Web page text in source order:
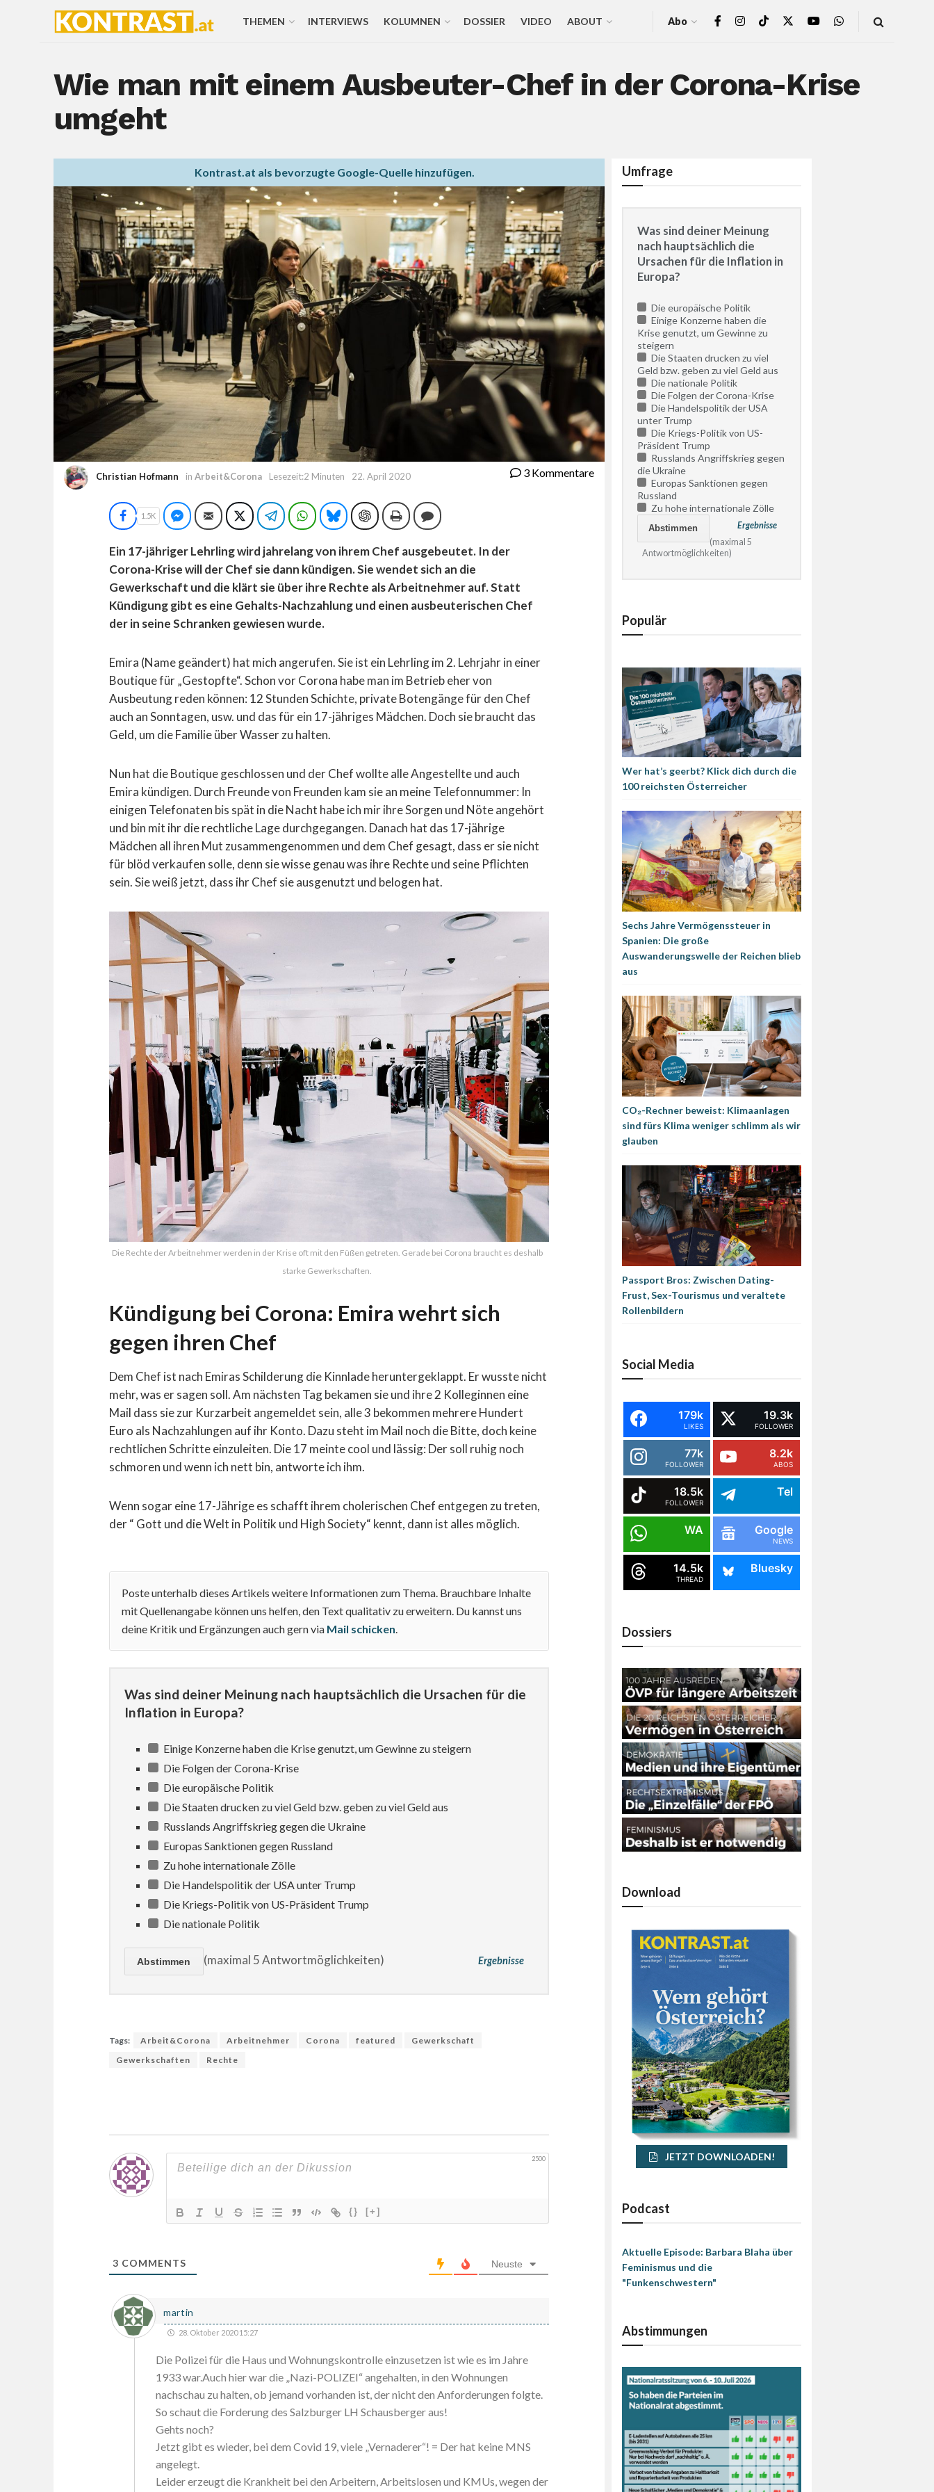
THEMEN INTERVIEWS KOLUMNEN DOSSIER VIDEO ABOUT Abo
Wie man mit einem Ausbeuter-Chef in der Corona-Krise
umgeht
Kontrast.at als bevorzugte Google-Quelle hinzufügen.
Christian Hofmann in Arbeit&Corona Lesezeit:2 Minuten 22. April 2020 3 Kommentare
Facebook
1.5K Facebook Messenger
E-Mail TwitterTelegramWhatsAppBlueskyChatGPTDruckenKommentieren
Ein 17-jähriger Lehrling wird jahrelang von ihrem Chef ausgebeutet. In der
Corona-Krise will der Chef sie dann kündigen. Sie wendet sich an die
Gewerkschaft und die klärt sie über ihre Rechte als Arbeitnehmer auf. Statt
Kündigung gibt es eine Gehalts-Nachzahlung und einen ausbeuterischen Chef
der in seine Schranken gewiesen wurde.
Emira (Name geändert) hat mich angerufen. Sie ist ein Lehrling im 2. Lehrjahr in einer
Boutique für „Gestopfte“. Schon vor Corona habe man im Betrieb eher von
Ausbeutung reden können: 12 Stunden Schichte, private Botengänge für den Chef
auch an Sonntagen, usw. und das für ein 17-jähriges Mädchen. Doch sie braucht das
Geld, um die Familie über Wasser zu halten.
Nun hat die Boutique geschlossen und der Chef wollte alle Angestellte und auch
Emira kündigen. Durch Freunde von Freunden kam sie an meine Telefonnummer: In
einigen Telefonaten bis spät in die Nacht habe ich mir ihre Sorgen und Nöte angehört
und bin mit ihr die rechtliche Lage durchgegangen. Danach hat das 17-jährige
Mädchen all ihren Mut zusammengenommen und dem Chef gesagt, dass er sie nicht
für blöd verkaufen solle, denn sie wisse genau was ihre Rechte und seine Pflichten
sein. Sie weiß jetzt, dass ihr Chef sie ausgenutzt und belogen hat.
Die Rechte der Arbeitnehmer werden in der Krise oft mit den Füßen getreten. Gerade bei Corona braucht es deshalb
starke Gewerkschaften.
Kündigung bei Corona: Emira wehrt sich
gegen ihren Chef
Dem Chef ist nach Emiras Schilderung die Kinnlade heruntergeklappt. Er wusste nicht
mehr, was er sagen soll. Am nächsten Tag bekamen sie und ihre 2 Kolleginnen eine
Mail dass sie zur Kurzarbeit angemeldet sein, alle 3 bekommen mehrere Hundert
Euro als Nachzahlungen auf ihr Konto. Dazu steht im Mail noch die Bitte, doch keine
rechtlichen Schritte einzuleiten. Die 17 meinte cool und lässig: Der soll ruhig noch
schmoren und wenn ich nett bin, antworte ich ihm.
Wenn sogar eine 17-Jährige es schafft ihrem cholerischen Chef entgegen zu treten,
der “ Gott und die Welt in Politik und High Society“ kennt, dann ist alles möglich.
Poste unterhalb dieses Artikels weitere Informationen zum Thema. Brauchbare Inhalte
mit Quellenangabe können uns helfen, den Text qualitativ zu erweitern. Du kannst uns
deine Kritik und Ergänzungen auch gern via Mail schicken.
Was sind deiner Meinung nach hauptsächlich die Ursachen für die
Inflation in Europa?
Einige Konzerne haben die Krise genutzt, um Gewinne zu steigern
Die Folgen der Corona-Krise
Die europäische Politik
Die Staaten drucken zu viel Geld bzw. geben zu viel Geld aus
Russlands Angriffskrieg gegen die Ukraine
Europas Sanktionen gegen Russland
Zu hohe internationale Zölle
Die Handelspolitik der USA unter Trump
Die Kriegs-Politik von US-Präsident Trump
Die nationale Politik
Ergebnisse
(maximal 5 Antwortmöglichkeiten)
Tags: Arbeit&Corona Arbeitnehmer Corona featured
Gewerkschaft
Gewerkschaften
Rechte
2500
{} [+]
3 COMMENTS Neuste
martin
28. Oktober 2020 15:27
Die Polizei für die Haus und Wohnungskontrolle einzusetzen ist wie es im Jahre
1933 war.Auch hier war die „Nazi-POLIZEI“ angehalten, in den Wohnungen
nachschau zu halten, ob jemand vorhanden ist, der nicht den Anforderungen folgte.
So schaut die Forderung des Salzburger LH Schausberger aus!
Gehts noch?
Jetzt gibt es wieder, bei dem Covid 19, viele „Vernaderer“! = Der hat keine MNS
angelegt.
Leider erzeugt die Krankheit bei den Arbeitern, Arbeitslosen und KMUs, wegen der
Umfrage
Was sind deiner Meinung
nach hauptsächlich die
Ursachen für die Inflation in
Europa?
Die europäische Politik
Einige Konzerne haben die
Krise genutzt, um Gewinne zu
steigern
Die Staaten drucken zu viel
Geld bzw. geben zu viel Geld aus
Die nationale Politik
Die Folgen der Corona-Krise
Die Handelspolitik der USA
unter Trump
Die Kriegs-Politik von US-
Präsident Trump
Russlands Angriffskrieg gegen
die Ukraine
Europas Sanktionen gegen
Russland
Zu hohe internationale Zölle
Ergebnisse
(maximal 5
Antwortmöglichkeiten)
Populär
Wer hat’s geerbt? Klick dich durch die
100 reichsten Österreicher
Sechs Jahre Vermögenssteuer in
Spanien: Die große
Auswanderungswelle der Reichen blieb
aus
CO₂-Rechner beweist: Klimaanlagen
sind fürs Klima weniger schlimm als wir
glauben
Passport Bros: Zwischen Dating-
Frust, Sex-Tourismus und veraltete
Rollenbildern
Social Media
179k
LIKES
19.3k
FOLLOWER
77k
FOLLOWER
8.2k
ABOS
18.5k
FOLLOWER
Tel
WA Google
NEWS
14.5k
THREAD
Bluesky
Dossiers
Download
JETZT DOWNLOADEN!
Podcast
Aktuelle Episode: Barbara Blaha über
Feminismus und die
"Funkenschwestern"
Abstimmungen